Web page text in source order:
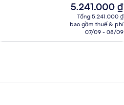
Giá
hiện
tại
5.241.000 ₫
5.241.000 ₫
Tổng 5.241.000 ₫
bao gồm thuế & phí
07/09 - 08/09